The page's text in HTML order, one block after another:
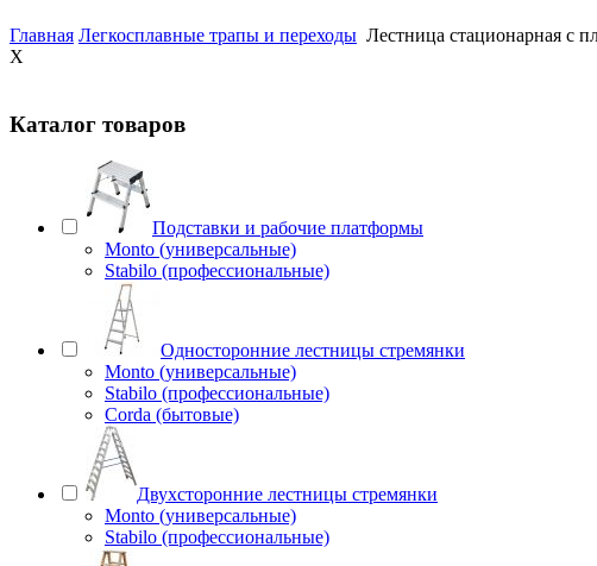
Главная Легкосплавные трапы и переходы Лестница стационарная с
X
Каталог товаров
Подставки и рабочие платформы
Monto (универсальные)
Stabilo (профессиональные)
Односторонние лестницы стремянки
Monto (универсальные)
Stabilo (профессиональные)
Corda (бытовые)
Двухсторонние лестницы стремянки
Monto (универсальные)
Stabilo (профессиональные)